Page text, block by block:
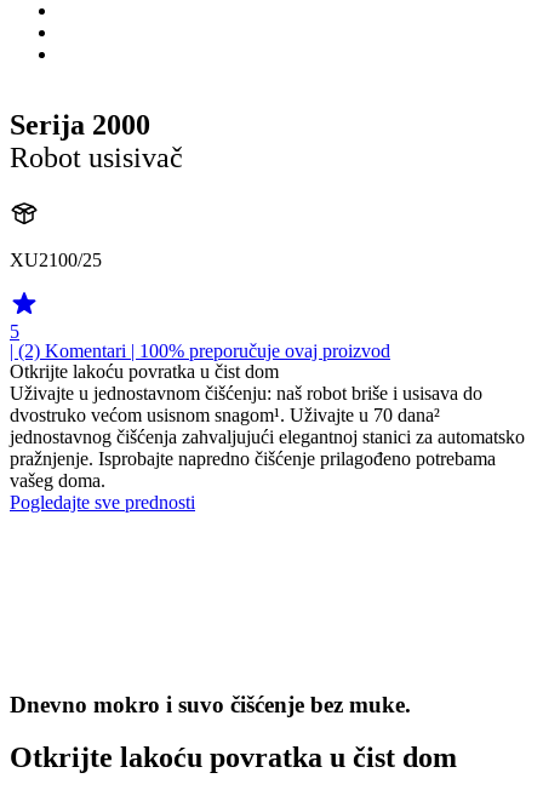
Serija 2000
Robot usisivač
XU2100/25
5
| (2) Komentari | 100% preporučuje ovaj proizvod
Otkrijte lakoću povratka u čist dom
Uživajte u jednostavnom čišćenju: naš robot briše i usisava do
dvostruko većom usisnom snagom¹. Uživajte u 70 dana²
jednostavnog čišćenja zahvaljujući elegantnoj stanici za automatsko
pražnjenje. Isprobajte napredno čišćenje prilagođeno potrebama
vašeg doma.
Pogledajte sve prednosti
Dnevno mokro i suvo čišćenje bez muke.
Otkrijte lakoću povratka u čist dom